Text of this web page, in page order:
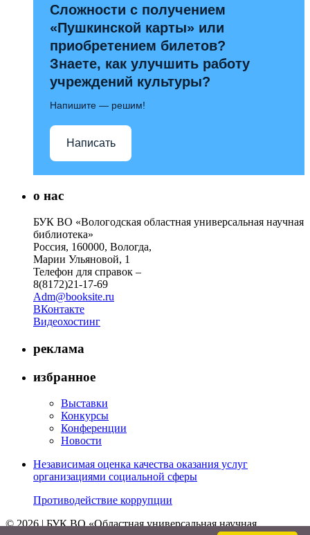
Сложности с получением
«Пушкинской карты» или
приобретением билетов?
Знаете, как улучшить работу
учреждений культуры?
Напишите — решим!
Написать
о нас
БУК ВО «Вологодская областная универсальная научная
библиотека»
Россия, 160000, Вологда,
Марии Ульяновой, 1
Телефон для справок –
8(8172)21-17-69
Adm@booksite.ru
ВКонтакте
Видеохостинг
реклама
избранное
Выставки
Конкурсы
Конференции
Новости
Независимая оценка качества оказания услуг
организациями социальной сферы
Противодействие коррупции
© 2026 | БУК ВО «Областная универсальная научная